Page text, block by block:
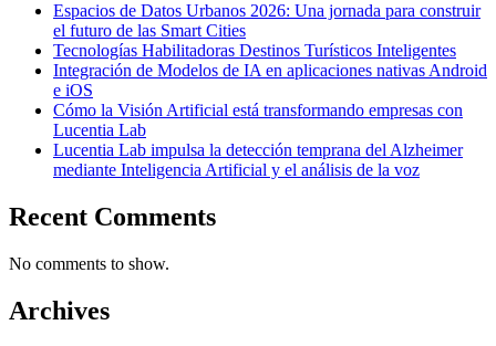
Espacios de Datos Urbanos 2026: Una jornada para construir
el futuro de las Smart Cities
Tecnologías Habilitadoras Destinos Turísticos Inteligentes
Integración de Modelos de IA en aplicaciones nativas Android
e iOS
Cómo la Visión Artificial está transformando empresas con
Lucentia Lab
Lucentia Lab impulsa la detección temprana del Alzheimer
mediante Inteligencia Artificial y el análisis de la voz
Recent Comments
No comments to show.
Archives